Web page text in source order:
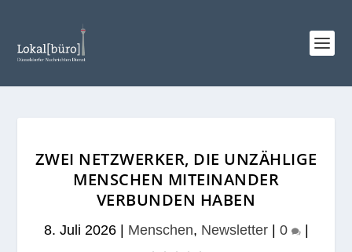
ZWEI NETZWERKER, DIE UNZÄHLIGE
MENSCHEN MITEINANDER
VERBUNDEN HABEN
8. Juli 2026| Menschen, Newsletter| 0 |